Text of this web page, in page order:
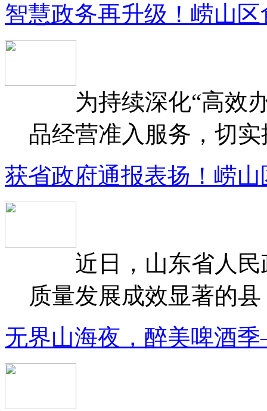
智慧政务再升级！崂山
为持续深化“高效办
品经营准入服务，切
获省政府通报表扬！崂
近日，山东省人民
质量发展成效显著的
无界山海夜，醉美啤酒